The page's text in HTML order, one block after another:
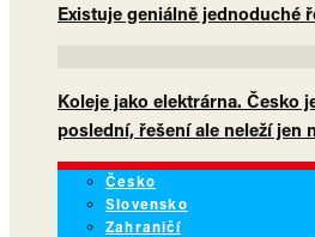
Existuje geniálně jednoduché
Koleje jako elektrárna. Česko
poslední, řešení ale neleží jen
Česko
Slovensko
Zahraničí